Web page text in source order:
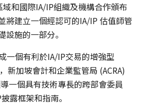
和國際IA/IP組織及機構合作頒布
將建立一個經認可的IA/IP 估值師管
設施的一部分。
一個有利於IA/IP交易的增強型
新加坡會計和企業監管局 (ACRA)
一個具有技術專長的跨部會委員
露框架和指南。